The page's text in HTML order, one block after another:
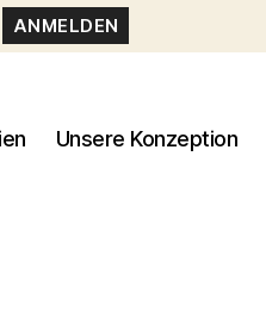
Unsere Konzeption